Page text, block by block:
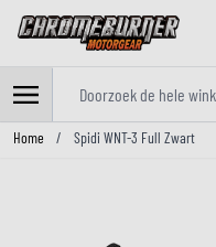
Ga naar de inhoud
Home / Spidi WNT-3 Full Zwart